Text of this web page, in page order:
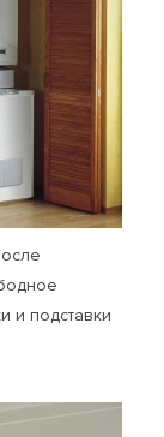
и подставки